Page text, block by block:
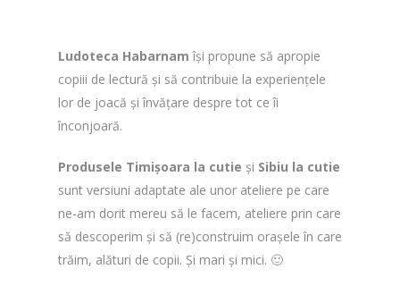
Ludoteca Habarnam își propune să apropie
copiii de lectură și să contribuie la experiențele
lor de joacă și învățare despre tot ce îi
înconjoară.
Produsele Timișoara la cutie și Sibiu la cutie
sunt versiuni adaptate ale unor ateliere pe care
ne-am dorit mereu să le facem, ateliere prin care
să descoperim și să (re)construim orașele în care
trăim, alături de copii. Și mari și mici. 🙂